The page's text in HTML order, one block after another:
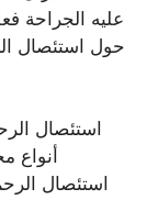
عليه الجراحة
حول استئصال
استئصال
أنواع
استئصال